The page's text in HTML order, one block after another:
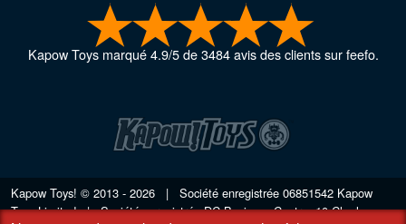
Kapow Toysmarqué4.9/5de3484avis des clients sur feefo.
Kapow Toys! © 2013 - 2026 | Société enregistrée 06851542 Kapow
Toys Limited | Société enregistrée DC Business Centre, 10 Charles